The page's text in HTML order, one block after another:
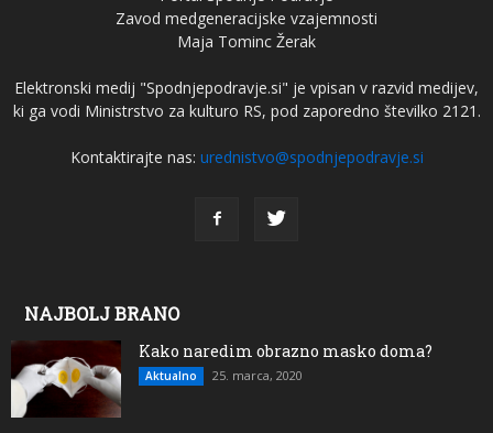
Zavod medgeneracijske vzajemnosti
Maja Tominc Žerak
Elektronski medij "Spodnjepodravje.si" je vpisan v razvid medijev,
ki ga vodi Ministrstvo za kulturo RS, pod zaporedno številko 2121.
Kontaktirajte nas: urednistvo@spodnjepodravje.si
NAJBOLJ BRANO
Kako naredim obrazno masko doma?
Aktualno 25. marca, 2020